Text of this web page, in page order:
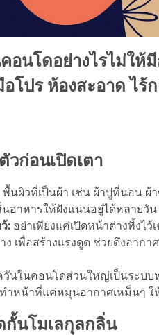
อนโดอย่างไรไม่ให้
โปร ห้องสะอาด ไร้
วก่อนเปิดเตา
พื้นผิวที่เป็นผ้า เช่น ผ้าปูที่นอน ผ้
อาหารให้ฝังแน่นอยู่ได้หลายวัน
: อย่าเพียงแค่เปิดหน้าต่างทิ้งไว้
เพื่อสร้างแรงดูด ช่วยดึงอากา
วันในคอนโดส่วนใหญ่เป็นระบ
ำหน้าที่แค่หมุนอากาศเหม็นๆ ใ
กั้นโมเลกุลกลิ่น